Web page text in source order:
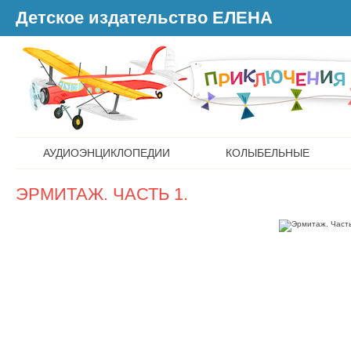
Детское издательство ЕЛЕНА
АУДИОЭНЦИКЛОПЕДИИ КОЛЫБЕЛЬНЫЕ
ЭРМИТАЖ. ЧАСТЬ 1.